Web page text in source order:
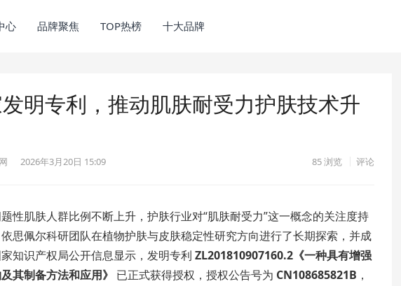
心 品牌聚焦 TOP热榜 十大品牌
明专利，推动肌肤耐受力护肤技术升
2026年3月20日 15:09 85浏览 评论
性肌肤人群比例不断上升，护肤行业对“肌肤耐受力”这一概念的关注度持
思佩尔科研团队在植物护肤与皮肤稳定性研究方向进行了长期探索，并成
知识产权局公开信息显示，发明专利 ZL201810907160.2《一种具有增强
其制备方法和应用》 已正式获得授权，授权公告号为 CN108685821B ，